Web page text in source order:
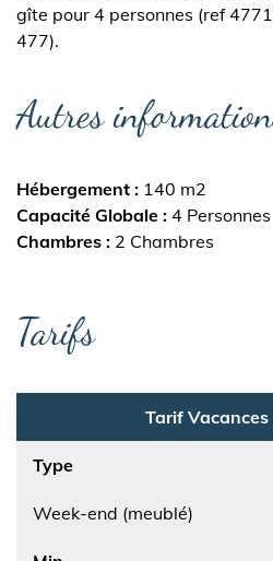
gîte pour 4 personnes (ref
477).
Autres
Hébergement
140 m2
Capacité Globale 4 Personnes
Chambres
2 Chambres
Tarifs
Tarif Vacances
Type
Week-end (meublé)